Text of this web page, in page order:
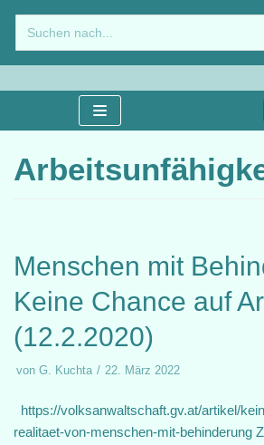
Zum
Inhalt
springen
Menschen mit
Keine Chance auf
(12.2.2020)
von G. Kuchta 22. März 2022
https://volksanwaltschaft.gv.at/artikel/
realitaet-von-menschen-mit-behinderung